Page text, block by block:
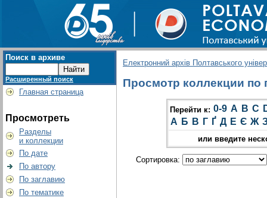
Поиск в архиве
Расширенный поиск
Главная страница
Просмотреть
Разделы
и коллекции
По дате
По автору
По заглавию
По тематике
Електронний архів Полтавського
Просмотр коллекции по
Перейти к: 0-9 A B C
А Б В Г Ґ Д Е Є Ж
или введите
Сортировка: